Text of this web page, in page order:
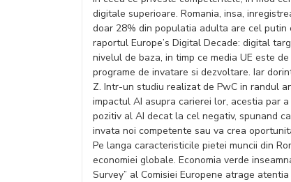
digitale superioare. Romania, insa,
doar 28% din populatia adulta are cel putin
raportul Europe’s Digital Decade: digital
nivelul de baza, in timp ce media UE este
programe de invatare si dezvoltare. Iar
Z. Intr-un studiu realizat de PwC in randul
impactul AI asupra carierei lor, acestia par
pozitiv al AI decat la cel negativ, spunand
invata noi competente sau va crea
Pe langa caracteristicile pietei muncii din
economiei globale. Economia verde
Survey” al Comisiei Europene atrage